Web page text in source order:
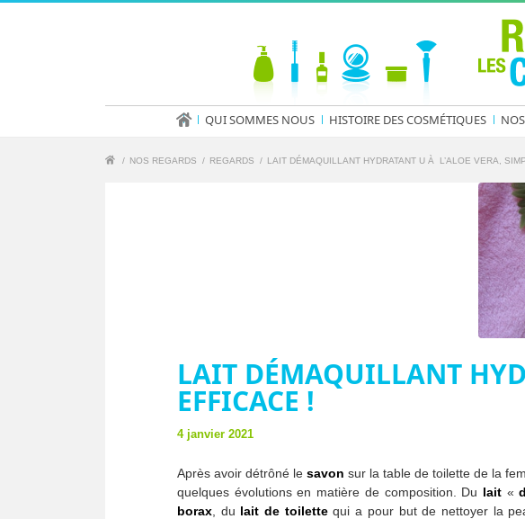
QUI SOMMES NOUS HISTOIRE DES COSMÉTIQUES
/ NOS REGARDS / REGARDS / LAIT DÉMAQUILLANT HYDRATANT U À L’ALOE VERA,
LAIT DÉMAQUILLANT
EFFICACE !
4 janvier 2021
Après avoir détrôné lesavon sur la table de toilette de la
quelques évolutions en matière de composition. Du lait «
borax , du lait de toilettequi a pour but de nettoyer la